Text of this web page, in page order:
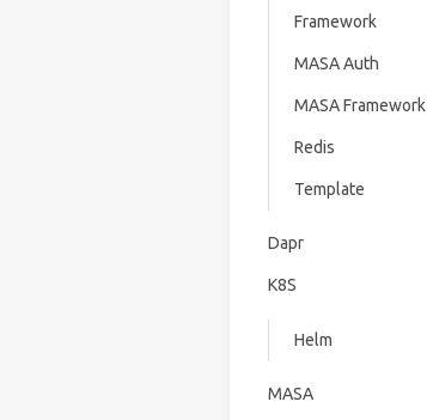
Framework
MASA Auth
MASA Framework
Redis
Template
Dapr
K8S
Helm
MASA